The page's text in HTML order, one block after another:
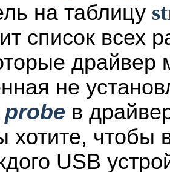
на таблицу
список всех
драйвер
не
probe в
хотите, чтобы
USB